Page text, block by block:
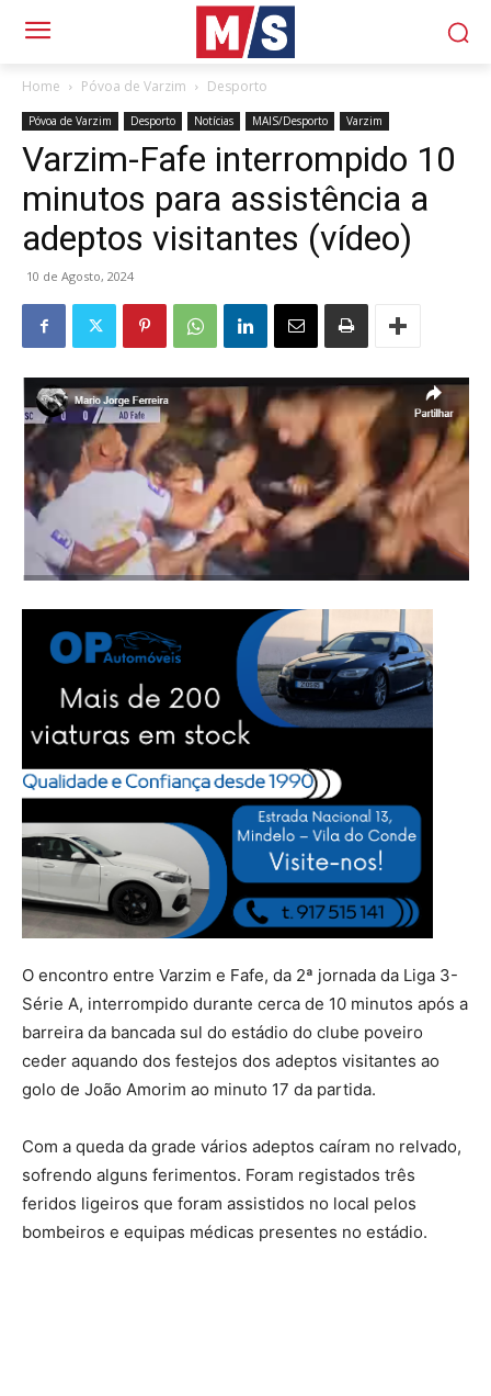
Home Póvoa de Varzim Desporto
Póvoa de Varzim Desporto Notícias MAIS/Desporto Varzim
Varzim-Fafe interrompido 10
minutos para assistência a
adeptos visitantes (vídeo)
10 de Agosto, 2024
O encontro entre Varzim e Fafe, da 2ª jornada da Liga 3-
Série A, interrompido durante cerca de 10 minutos após a
barreira da bancada sul do estádio do clube poveiro
ceder aquando dos festejos dos adeptos visitantes ao
golo de João Amorim ao minuto 17 da partida.
Com a queda da grade vários adeptos caíram no relvado,
sofrendo alguns ferimentos. Foram registados três
feridos ligeiros que foram assistidos no local pelos
bombeiros e equipas médicas presentes no estádio.